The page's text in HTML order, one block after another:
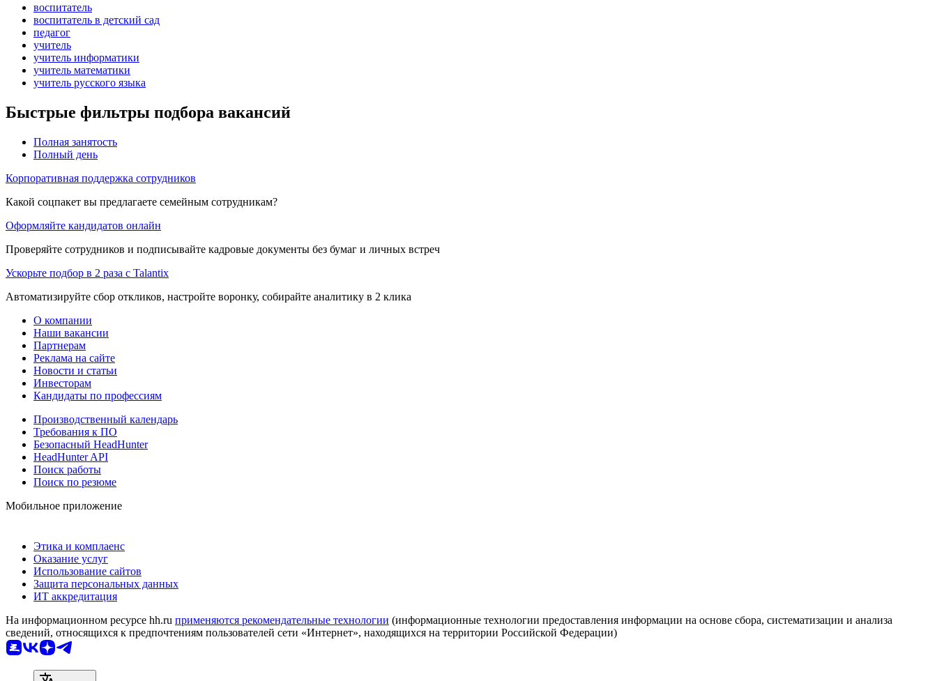
воспитатель
воспитатель в детский сад
педагог
учитель
учитель информатики
учитель математики
учитель русского языка
Быстрые фильтры подбора вакансий
Полная занятость
Полный день
Корпоративная поддержка сотрудников
Какой соцпакет вы предлагаете семейным сотрудникам?
Оформляйте кандидатов онлайн
Проверяйте сотрудников и подписывайте кадровые документы без бумаг и личных встреч
Ускорьте подбор в 2 раза с Talantix
Автоматизируйте сбор откликов, настройте воронку, собирайте аналитику в 2 клика
О компании
Наши вакансии
Партнерам
Реклама на сайте
Новости и статьи
Инвесторам
Кандидаты по профессиям
Производственный календарь
Требования к ПО
Безопасный HeadHunter
HeadHunter API
Поиск работы
Поиск по резюме
Мобильное приложение
Этика и комплаенс
Оказание услуг
Использование сайтов
Защита персональных данных
ИТ аккредитация
На информационном ресурсе hh.ru применяются рекомендательные технологии (информационные технологии предоставления информации на основе сбора, систематизации и анализа
сведений, относящихся к предпочтениям пользователей сети «Интернет», находящихся на территории Российской Федерации)